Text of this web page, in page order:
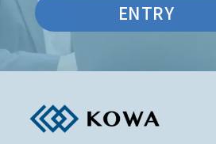
ENTRY